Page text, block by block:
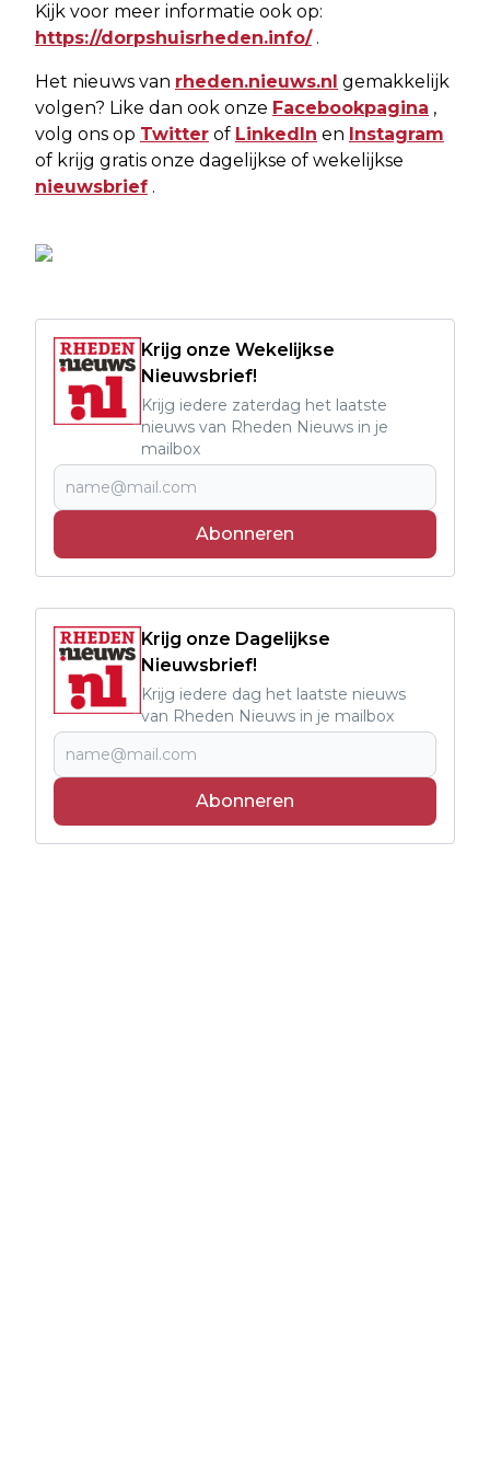
Kijk voor meer informatie ook op:
https://dorpshuisrheden.info/.
Het nieuws van rheden.nieuws.nl gemakkelijk
volgen? Like dan ook onze Facebookpagina ,
volg ons op Twitter of LinkedIn en Instagram
of krijg gratis onze dagelijkse of wekelijkse
nieuwsbrief .
Krijg onze Wekelijkse
Nieuwsbrief!
Krijg iedere zaterdag het laatste
nieuws van Rheden Nieuws in je
mailbox
Abonneren
Krijg onze Dagelijkse
Nieuwsbrief!
Krijg iedere dag het laatste nieuws
van Rheden Nieuws in je mailbox
Abonneren